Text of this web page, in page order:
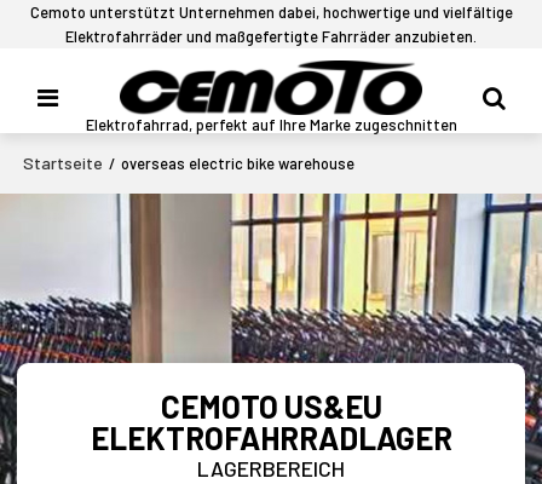
Cemoto unterstützt Unternehmen dabei, hochwertige und vielfältige
Elektrofahrräder und maßgefertigte Fahrräder anzubieten.
Elektrofahrrad, perfekt auf Ihre Marke zugeschnitten
Startseite / overseas electric bike warehouse
CEMOTO US&EU
ELEKTROFAHRRADLAGER
LAGERBEREICH